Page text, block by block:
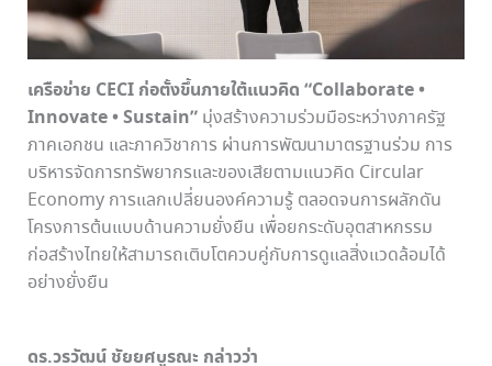
เครือข่าย CECI ก่อตั้งขึ้นภายใต้แนวคิด “Collaborate •
Innovate • Sustain”มุ่งสร้างความร่วมมือระหว่างภาครัฐ
ภาคเอกชน และภาควิชาการ ผ่านการพัฒนามาตรฐานร่วม การ
บริหารจัดการทรัพยากรและของเสียตามแนวคิด Circular
Economy การแลกเปลี่ยนองค์ความรู้ ตลอดจนการผลักดัน
โครงการต้นแบบด้านความยั่งยืน เพื่อยกระดับอุตสาหกรรม
ก่อสร้างไทยให้สามารถเติบโตควบคู่กับการดูแลสิ่งแวดล้อมได้
อย่างยั่งยืน
ดร.วรวัฒน์ ชัยยศบูรณะ กล่าวว่า